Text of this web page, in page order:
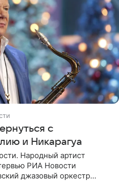
с
и Никарагуа
Народный артист
РИА Новости
джазовый оркестр